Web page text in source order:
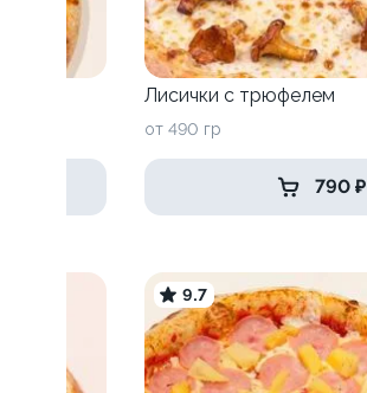
Лисички с трюфелем
от 490 гр
790 ₽
9.7